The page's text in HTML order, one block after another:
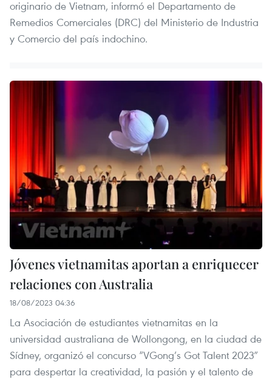
originario de Vietnam, informó el Departamento de
Remedios Comerciales (DRC) del Ministerio de Industria
y Comercio del país indochino.
Jóvenes vietnamitas aportan a enriquecer
relaciones con Australia
18/08/2023 04:36
La Asociación de estudiantes vietnamitas en la
universidad australiana de Wollongong, en la ciudad de
Sídney, organizó el concurso “VGong’s Got Talent 2023”
para despertar la creatividad, la pasión y el talento de